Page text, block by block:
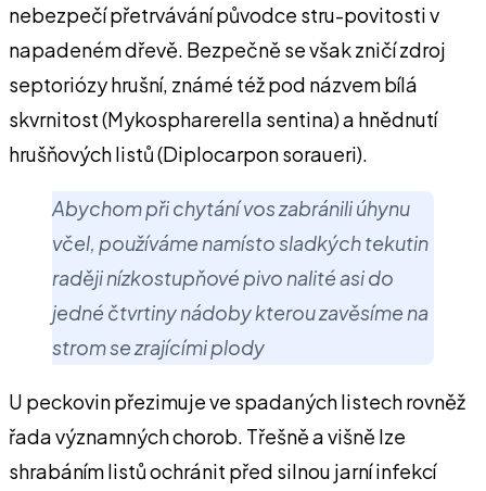
nebezpečí přetrvávání původce stru-povitosti v
napadeném dřevě. Bezpečně se však zničí zdroj
septoriózy hrušní, známé též pod názvem bílá
skvrnitost (Mykospharerella sentina) a hnědnutí
hrušňových listů (Diplocarpon soraueri).
Abychom při chytání vos zabránili úhynu
včel, používáme namísto sladkých tekutin
raději nízkostupňové pivo nalité asi do
jedné čtvrtiny nádoby kterou zavěsíme na
strom se zrajícími plody
U peckovin přezimuje ve spadaných listech rovněž
řada významných chorob. Třešně a višně lze
shrabáním listů ochránit před silnou jarní infekcí